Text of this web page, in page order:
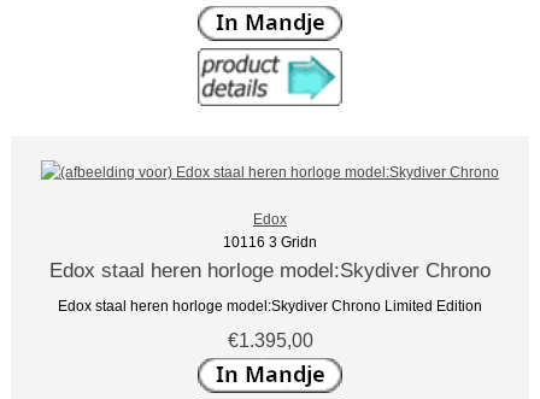
Edox
10116 3 Gridn
Edox staal heren horloge model:Skydiver Chrono
Edox staal heren horloge model:Skydiver Chrono Limited Edition
€1.395,00